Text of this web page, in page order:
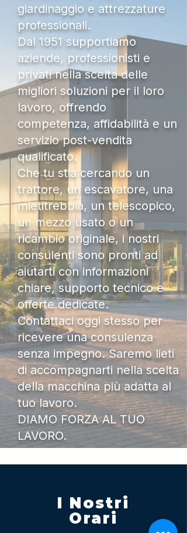
giardinaggio e attrezzature
professionali.
Dal 1951 supportiamo
aziende, professionisti e
privati nella scelta delle
migliori soluzioni per il loro
lavoro, offrendo
competenza, affidabilità e un
servizio post-vendita
qualificato.
Che tu stia cercando un
trattore, un escavatore, una
mietitrebbia, un telescopico,
un mezzo usato o un
ricambio originale, i nostri
consulenti sono pronti ad
aiutarti con informazioni
chiare, supporto tecnico e
offerte dedicate.
Contattaci oggi stesso per
ricevere una consulenza
senza impegno. Saremo lieti
di accompagnarti nella scelta
della macchina più adatta al
tuo lavoro.
DIAMO FORZA AL TUO
LAVORO.
I Nostri
Orari